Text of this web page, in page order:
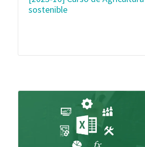
sostenible